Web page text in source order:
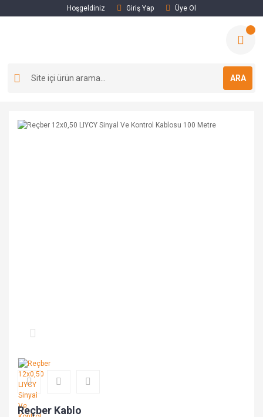
Hoşgeldiniz Giriş Yap Üye Ol
ARA
Reçber Kablo